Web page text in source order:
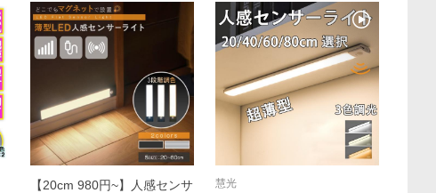
【20cm 980円~】人感センサ
慧光